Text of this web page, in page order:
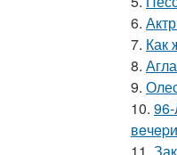
6.
7. Как
8.
9.
10.